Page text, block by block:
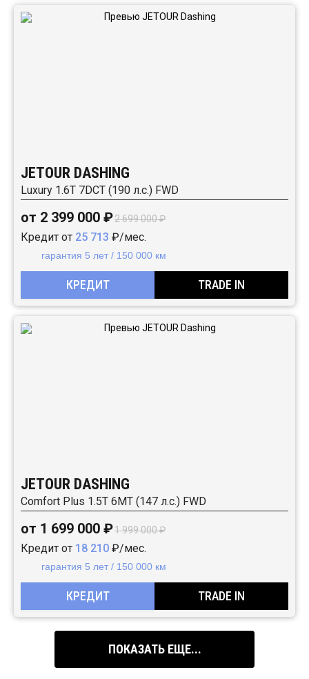
JETOUR DASHING
Luxury 1.6T 7DCT (190 л.с.) FWD
от 2 399 000 ₽2 699 000 ₽
Кредит от 25 713 ₽/мес.
гарантия 5 лет / 150 000 км
КРЕДИТ TRADE IN
JETOUR DASHING
Comfort Plus 1.5T 6МТ (147 л.с.) FWD
от 1 699 000 ₽1 999 000 ₽
Кредит от 18 210 ₽/мес.
гарантия 5 лет / 150 000 км
КРЕДИТ TRADE IN
ПОКАЗАТЬ ЕЩЕ...